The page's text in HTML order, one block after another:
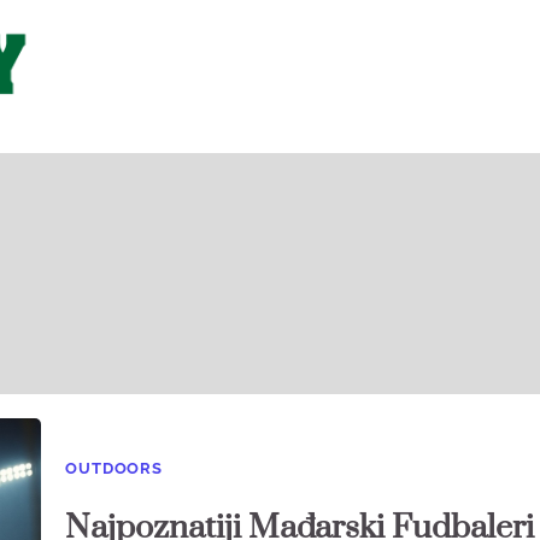
OUTDOORS
Najpoznatiji Mađarski Fudbaleri